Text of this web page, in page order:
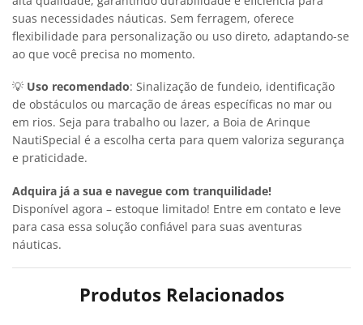
suas necessidades náuticas. Sem ferragem, oferece
flexibilidade para personalização ou uso direto, adaptando-se
ao que você precisa no momento.
💡 Uso recomendado: Sinalização de fundeio, identificação
de obstáculos ou marcação de áreas específicas no mar ou
em rios. Seja para trabalho ou lazer, a Boia de Arinque
NautiSpecial é a escolha certa para quem valoriza segurança
e praticidade.
Adquira já a sua e navegue com tranquilidade!
Disponível agora – estoque limitado! Entre em contato e leve
para casa essa solução confiável para suas aventuras
náuticas.
Produtos Relacionados